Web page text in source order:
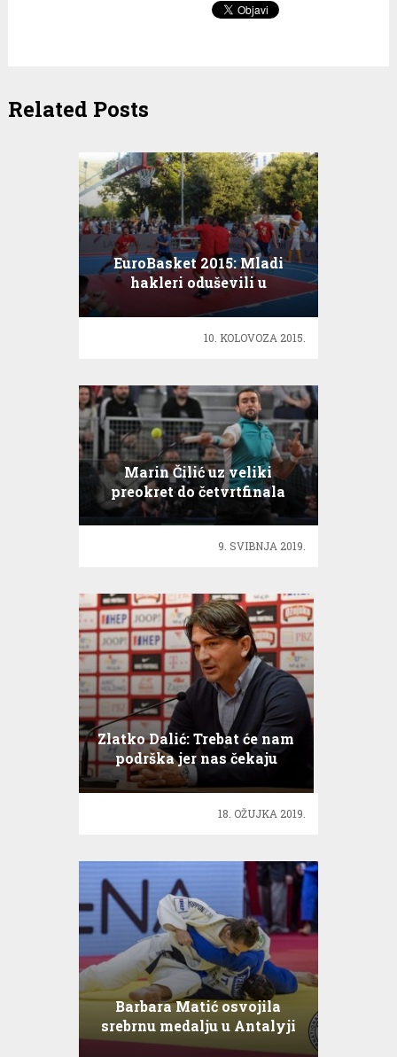
Related Posts
EuroBasket 2015: Mladi
hakleri oduševili u
Mostaru!
10. KOLOVOZA 2015.
Marin Čilić uz veliki
preokret do četvrtfinala
Madrida
9. SVIBNJA 2019.
Zlatko Dalić: Trebat će nam
podrška jer nas čekaju
dvije teške utakmice
18. OŽUJKA 2019.
Barbara Matić osvojila
srebrnu medalju u Antalyji